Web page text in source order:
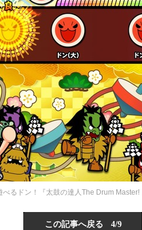
るドン！『太鼓の達人The Drum
この記事へ戻る 4/9